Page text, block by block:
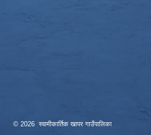
© 2026 स्वामीकार्तिक खापर गाउँपालिका